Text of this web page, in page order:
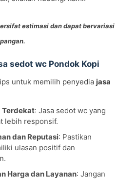
estimasi dan dapat bervariasi
sedot wc Pondok Kopi
untuk memilih penyedia jasa
Terdekat: Jasa sedot wc yang
lebih responsif.
dan Reputasi: Pastikan
ulasan positif dan
Harga dan Layanan: Jangan